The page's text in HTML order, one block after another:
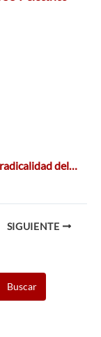
del…
SIGUIENTE
Buscar